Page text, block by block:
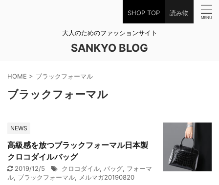
SHOP TOP 読み物
大人のためのファッションサイト
SANKYO BLOG
HOME > ブラックフォーマル
ブラックフォーマル
NEWS
高級感を放つブラックフォーマル日本製
クロコダイルバッグ
2019/12/5 クロコダイル, バッグ, フォーマ
ル, ブラックフォーマル, メルマガ20190820